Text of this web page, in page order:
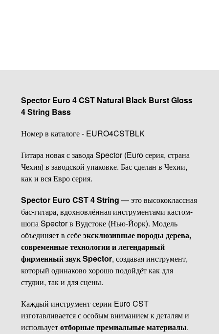
Spector Euro 4 CST Natural Black Burst Gloss
4 String Bass
Номер в каталоге - EURO4CSTBLK
Гитара новая с завода Spector (Euro серия, страна
Чехия) в заводской упаковке. Бас сделан в Чехии,
как и вся Евро серия.
Spector Euro CST 4 String — это высококлассная
бас-гитара, вдохновлённая инструментами кастом-
шопа Spector в Вудстоке (Нью-Йорк). Модель
объединяет в себеэксклюзивные породы дерева,
современные технологии и легендарный
фирменный звук Spector, создавая инструмент,
который одинаково хорошо подойдёт как для
студии, так и для сцены.
Каждый инструмент серии Euro CST
изготавливается с особым вниманием к деталям и
используетотборные премиальные материалы.